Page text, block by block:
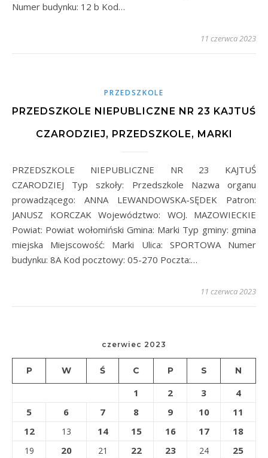
Numer budynku: 12 b Kod…
11 czerwca 2023
PRZEDSZKOLE
PRZEDSZKOLE NIEPUBLICZNE NR 23 KAJTUŚ
CZARODZIEJ, PRZEDSZKOLE, MARKI
PRZEDSZKOLE NIEPUBLICZNE NR 23 KAJTUŚ
CZARODZIEJ Typ szkoły: Przedszkole Nazwa organu
prowadzącego: ANNA LEWANDOWSKA-SĘDEK Patron:
JANUSZ KORCZAK Województwo: WOJ. MAZOWIECKIE
Powiat: Powiat wołomiński Gmina: Marki Typ gminy: gmina
miejska Miejscowość: Marki Ulica: SPORTOWA Numer
budynku: 8A Kod pocztowy: 05-270 Poczta:…
11 czerwca 2023
czerwiec 2023
P W Ś C P S N
1 2 3
4
5
6 7 8 9 10
11
12
13 14 15 16 17 18
19 20 21 22 23 24
25